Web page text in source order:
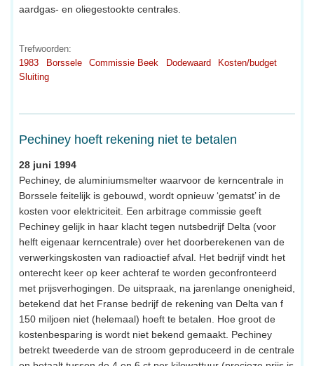
aardgas- en oliegestookte centrales.
Trefwoorden:
1983
Borssele Commissie Beek Dodewaard
Kosten/budget
Sluiting
Pechiney hoeft rekening niet te betalen
28 juni 1994
Pechiney, de aluminiumsmelter waarvoor de kerncentrale in
Borssele feitelijk is gebouwd, wordt opnieuw ‘gematst’ in de
kosten voor elektriciteit. Een arbitrage commissie geeft
Pechiney gelijk in haar klacht tegen nutsbedrijf Delta (voor
helft eigenaar kerncentrale) over het doorberekenen van de
verwerkingskosten van radioactief afval. Het bedrijf vindt het
onterecht keer op keer achteraf te worden geconfronteerd
met prijsverhogingen. De uitspraak, na jarenlange onenigheid,
betekend dat het Franse bedrijf de rekening van Delta van f
150 miljoen niet (helemaal) hoeft te betalen. Hoe groot de
kostenbesparing is wordt niet bekend gemaakt. Pechiney
betrekt tweederde van de stroom geproduceerd in de centrale